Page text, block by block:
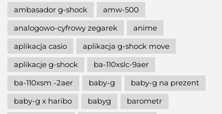
ambasador g-shock
amw-500
analogowo-cyfrowy zegarek
anime
aplikacja casio
aplikacja g-shock move
aplikacje g-shock
ba-110xslc-9aer
ba-110xsm -2aer
baby-g
baby-g na prezent
baby-g x haribo
babyg
barometr